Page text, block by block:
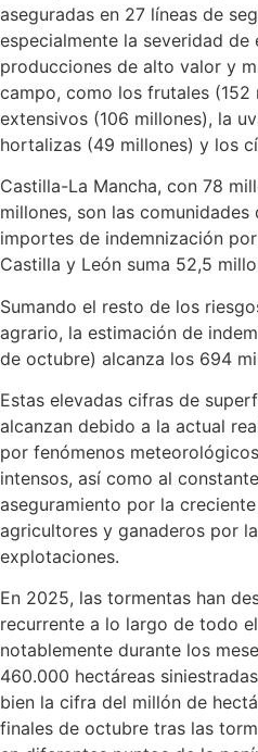
aseguradas en 27 líneas de
especialmente la severidad
producciones de alto valor y
campo, como los frutales (152
extensivos (106 millones), la
hortalizas (49 millones) y los
Castilla-La Mancha, con 78
millones, son las
importes de indemnización
Castilla y León suma 52,5
Sumando el resto de los
agrario, la estimación de
de octubre) alcanza los 694
Estas elevadas cifras de
alcanzan debido a la actual
por fenómenos
intensos, así como al
aseguramiento por la
agricultores y ganaderos por
explotaciones.
En 2025, las tormentas han
recurrente a lo largo de todo
notablemente durante los
460.000 hectáreas
bien la cifra del millón de
finales de octubre tras las